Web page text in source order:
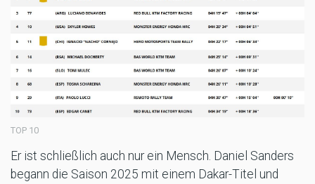
TOP 10
Er ist schließlich auch nur ein Mensch. Daniel Sanders
begann die Saison 2025 mit einem Dakar-Titel und